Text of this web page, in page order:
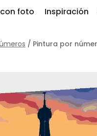
foto Inspiración
/ Pintura por